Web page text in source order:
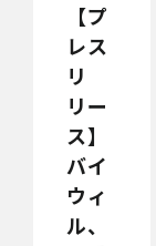
【プ
レス
リ
リー
ス】
バイ
ウィ
ル、